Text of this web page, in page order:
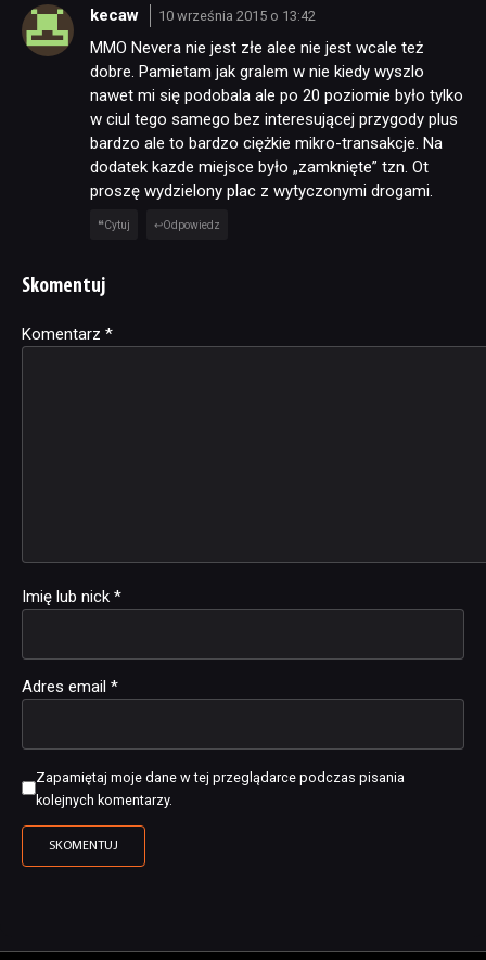
kecaw 10 września 2015 o 13:42
MMO Nevera nie jest złe alee nie jest wcale też
dobre. Pamietam jak gralem w nie kiedy wyszlo
nawet mi się podobala ale po 20 poziomie było tylko
w ciul tego samego bez interesującej przygody plus
bardzo ale to bardzo ciężkie mikro-transakcje. Na
dodatek kazde miejsce było „zamknięte” tzn. Ot
proszę wydzielony plac z wytyczonymi drogami.
Cytuj Odpowiedz
Skomentuj
Komentarz *
Imię lub nick *
Adres email *
Zapamiętaj moje dane w tej przeglądarce podczas pisania
kolejnych komentarzy.
Alternative: